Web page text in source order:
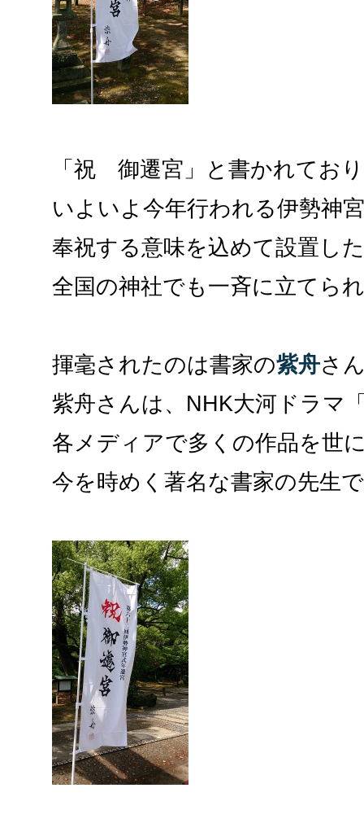
「祝 御遷宮」と書かれてお
いよいよ今年行われる伊勢神
奉祝する意味を込めて設置し
全国の神社でも一斉に立てら
揮毫されたのは書家の紫舟さ
紫舟さんは、NHK大河ドラマ
各メディアで多くの作品を世
今を時めく著名な書家の先生